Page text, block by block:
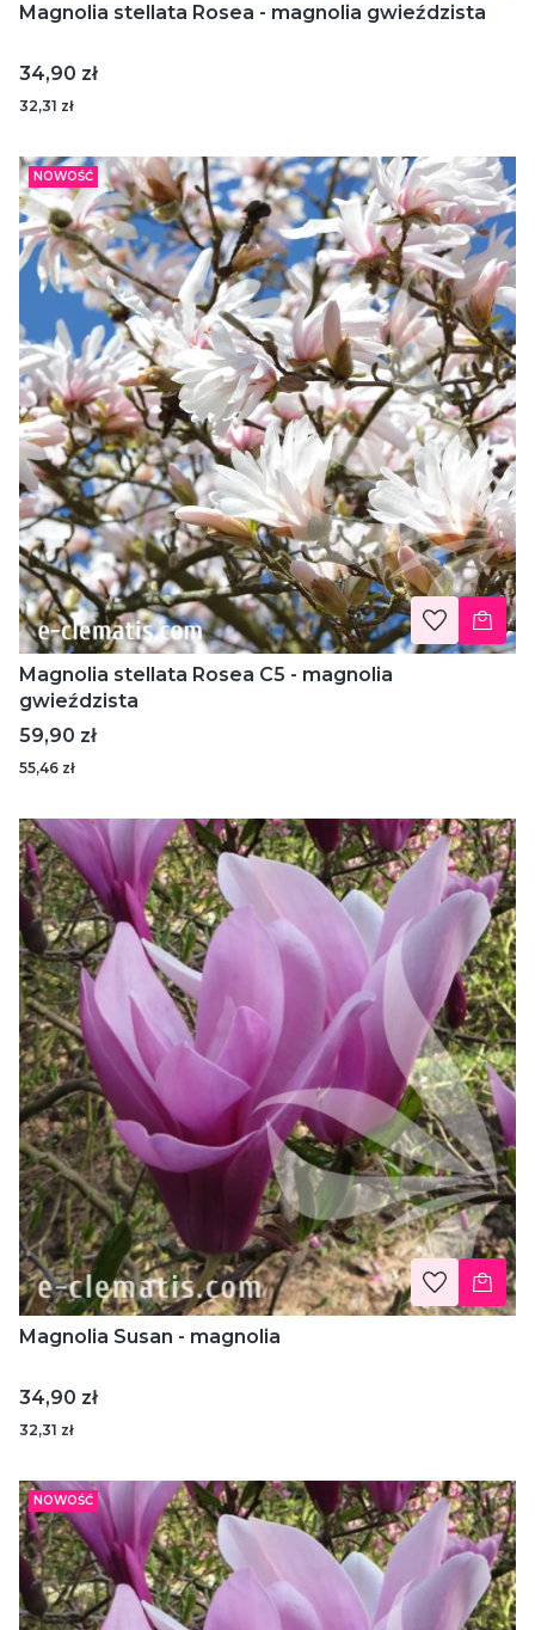
Magnolia stellata Rosea - magnolia gwieździsta
Cena
34,90 zł
32,31 zł
NOWOŚĆ
Magnolia stellata Rosea C5 - magnolia
gwieździsta
Cena
59,90 zł
55,46 zł
Magnolia Susan - magnolia
Cena
34,90 zł
32,31 zł
NOWOŚĆ